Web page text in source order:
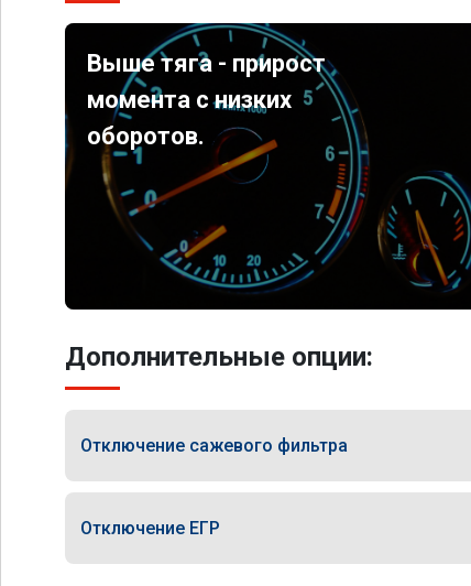
Выше тяга - прирост
момента с низких
оборотов.
Дополнительные опции:
Отключение сажевого фильтра
Отключение ЕГР